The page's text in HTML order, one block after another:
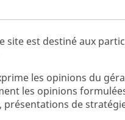
site est destiné aux
les opinions du
les opinions
de